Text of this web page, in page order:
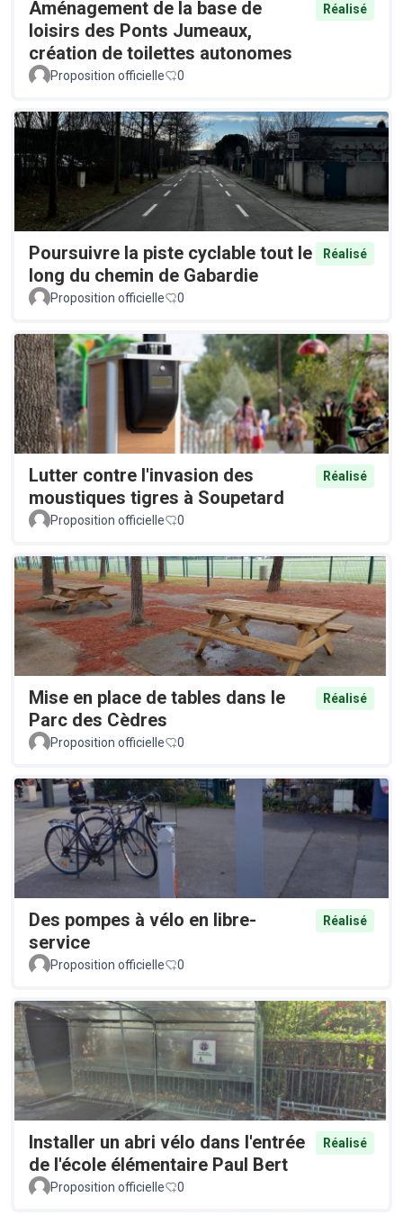
Aménagement de la base de
loisirs des Ponts Jumeaux,
création de toilettes autonomes
Réalisé
Proposition officielle 0
Poursuivre la piste cyclable tout le
long du chemin de Gabardie
Réalisé
Proposition officielle 0
Lutter contre l'invasion des
moustiques tigres à Soupetard
Réalisé
Proposition officielle 0
Mise en place de tables dans le
Parc des Cèdres
Réalisé
Proposition officielle 0
Des pompes à vélo en libre-
service
Réalisé
Proposition officielle 0
Installer un abri vélo dans l'entrée
de l'école élémentaire Paul Bert
Réalisé
Proposition officielle 0